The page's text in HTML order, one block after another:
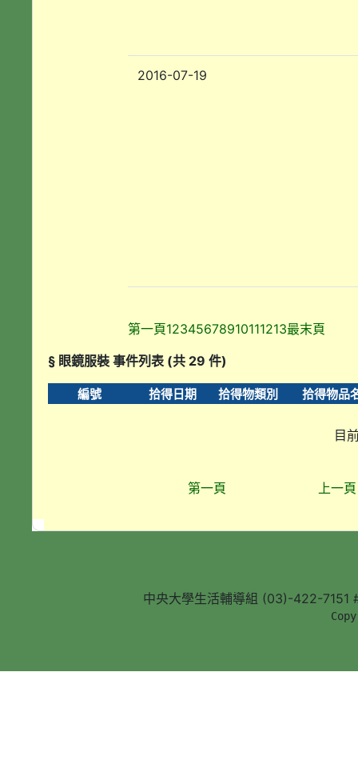
2016-07-19
第一頁12345678910111213最末頁
§ 眼鏡服裝 事件列表 (共 29 件)
編號 拾得日期 拾得物類別 拾得物品
目
第一頁 上一頁
中央大學生活輔導組 (03)-422-7151